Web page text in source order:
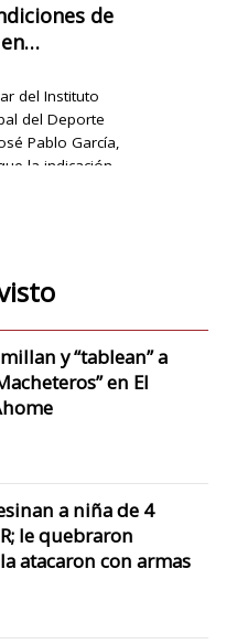
de
del Instituto
del Deporte
Pablo García,
la indicación…
y “tablean” a
en El
a niña de 4
le quebraron
atacaron con armas